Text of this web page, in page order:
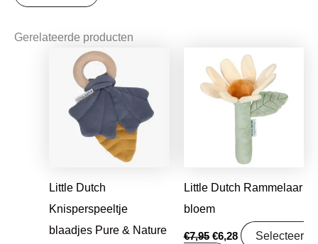
Gerelateerde producten
Little Dutch
Knisperspeeltje
blaadjes Pure & Nature
Oorspronkelijke
prijs
was:
€7,95.
Huidige
prijs
is:
€6,28.
Little Dutch Rammelaar
bloem
€7,95
Oorspronkelijke
prijs
was:
€7,95.
€6,28
Huidige
prijs
is:
€6,28.
Selecteer